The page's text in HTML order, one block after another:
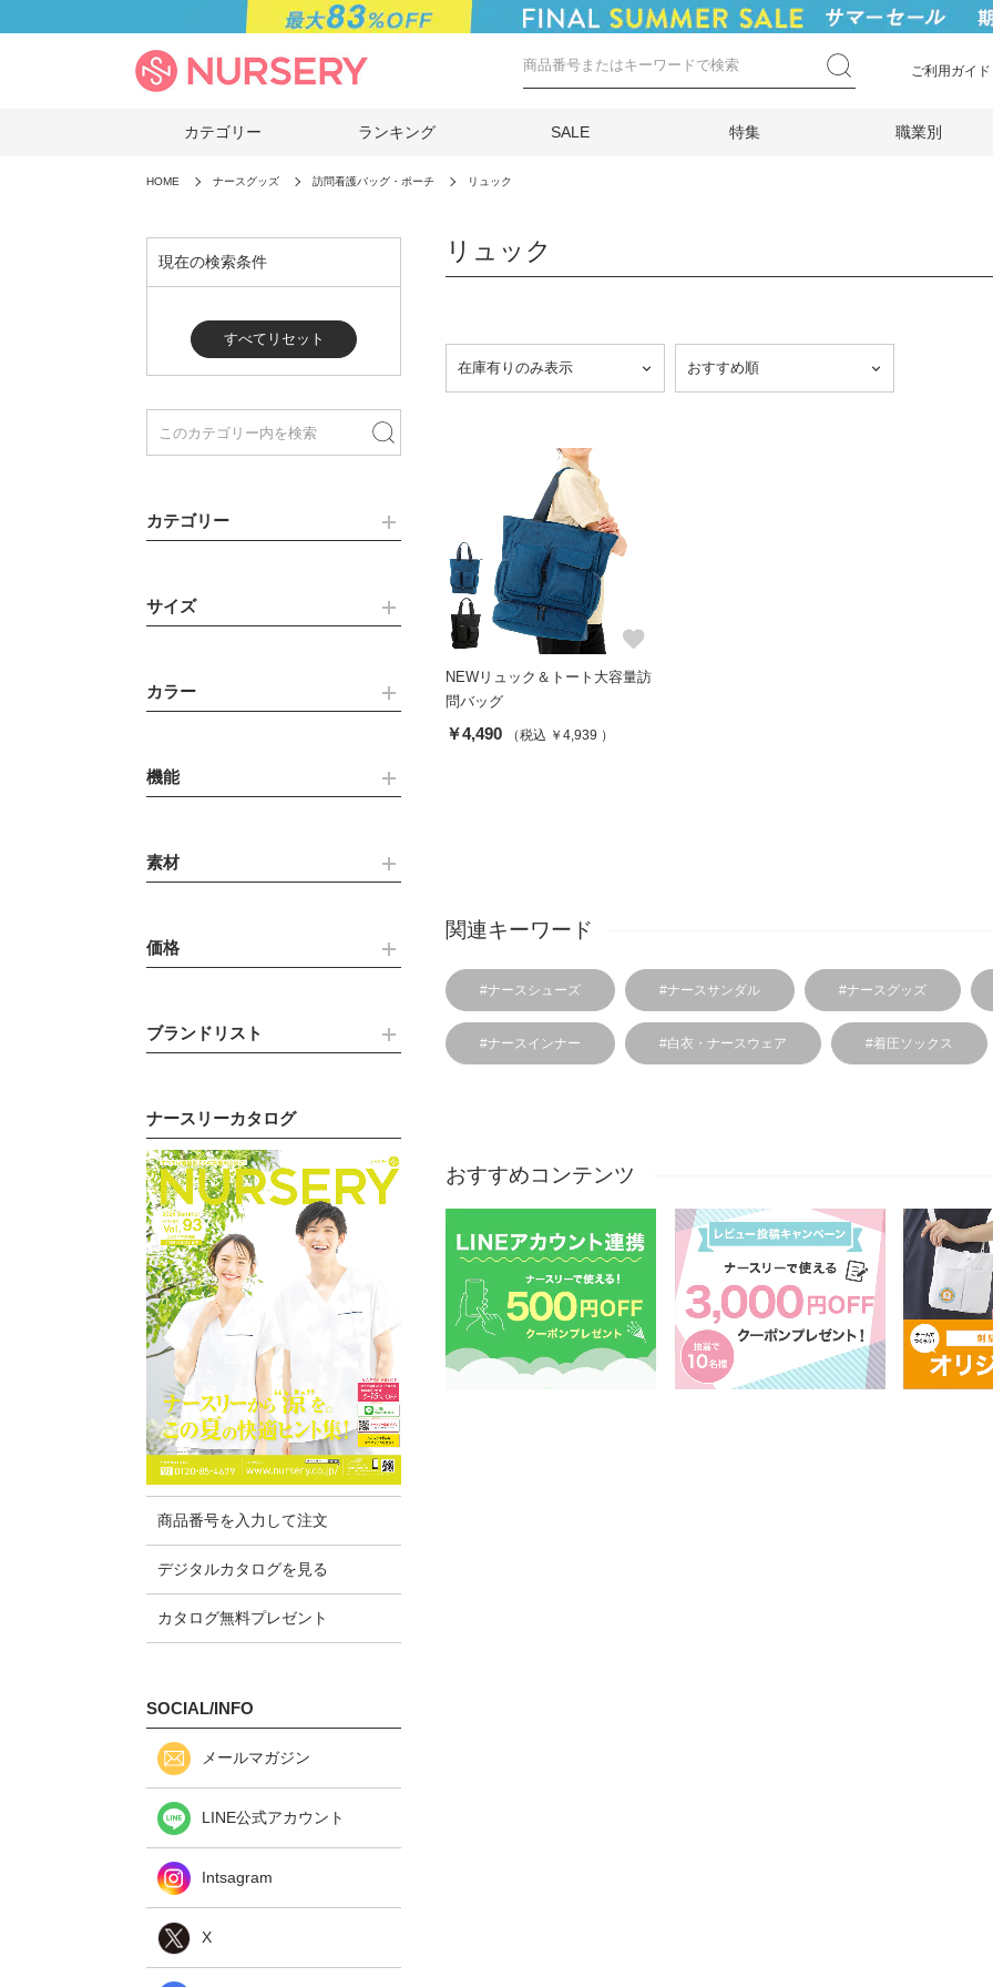
ご利用ガイド
カテゴリー ランキング SALE 特集 職業別
HOME ナースグッズ 訪問看護バッグ・ポーチ リュック
現在の検索条件
すべてリセット
カテゴリー
サイズ
カラー
機能
素材
価格
ブランドリスト
ナースリーカタログ
商品番号を入力して注文
デジタルカタログを見る
カタログ無料プレゼント
SOCIAL/INFO
メールマガジン
LINE公式アカウント
Intsagram
X
リュック
favorite
NEWリュック＆トート大容量訪
問バッグ
￥4,490 （税込 ￥4,939 ）
関連キーワード
#ナースシューズ #ナースサンダル #ナースグッズ
#ナースインナー #白衣・ナースウェア #着圧ソックス
おすすめコンテンツ